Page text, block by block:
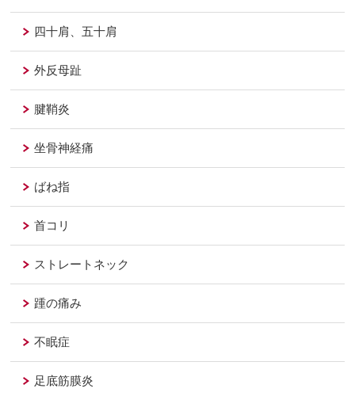
四十肩、五十肩
外反母趾
腱鞘炎
坐骨神経痛
ばね指
首コリ
ストレートネック
踵の痛み
不眠症
足底筋膜炎